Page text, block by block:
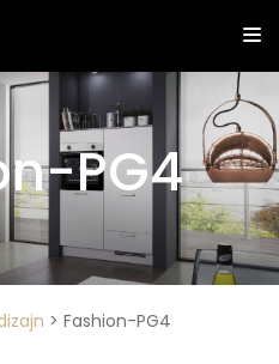
PG4
> Fashion-PG4